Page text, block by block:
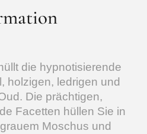
die hypnotisierende
holzigen, ledrigen und
Die prächtigen,
Facetten hüllen Sie in
Moschus und